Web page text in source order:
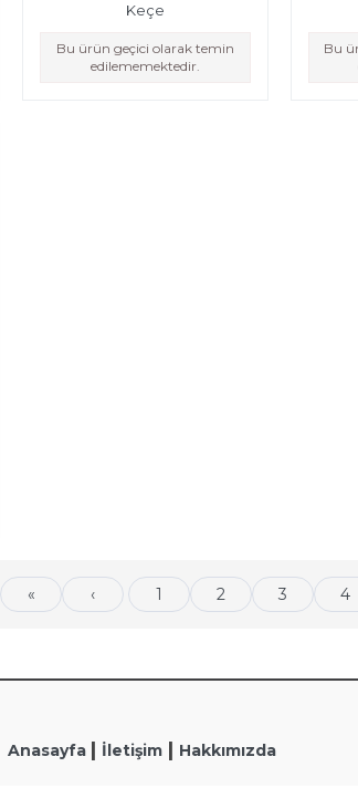
Keçe
Bu ürün geçici olarak temin
edilememektedir.
Bu
« ‹ 1 2 3 4
Anasayfa | İletişim| Hakkımızda